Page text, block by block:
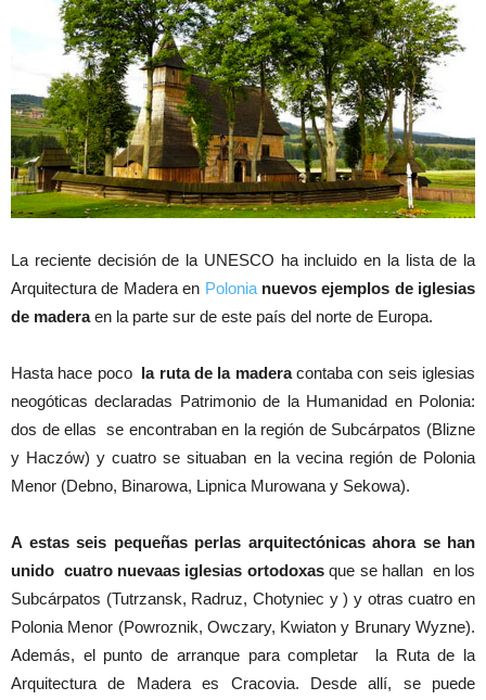
La reciente decisión de la UNESCO ha incluido en la lista de la
Arquitectura de Madera en Polonia nuevos ejemplos de iglesias
de maderaen la parte sur de este país del norte de Europa.
Hasta hace pocola ruta de la maderacontaba con seis iglesias
neogóticas declaradas Patrimonio de la Humanidad en Polonia:
dos de ellas se encontraban en la región de Subcárpatos (Blizne
y Haczów) y cuatro se situaban en la vecina región de Polonia
Menor (Debno, Binarowa, Lipnica Murowana y Sekowa).
A estas seis pequeñas perlas arquitectónicas ahora se han
unido cuatro nuevaas iglesias ortodoxasque se hallan en los
Subcárpatos (Tutrzansk, Radruz, Chotyniec y ) y otras cuatro en
Polonia Menor (Powroznik, Owczary, Kwiaton y Brunary Wyzne).
Además, el punto de arranque para completar la Ruta de la
Arquitectura de Madera es Cracovia. Desde allí, se puede